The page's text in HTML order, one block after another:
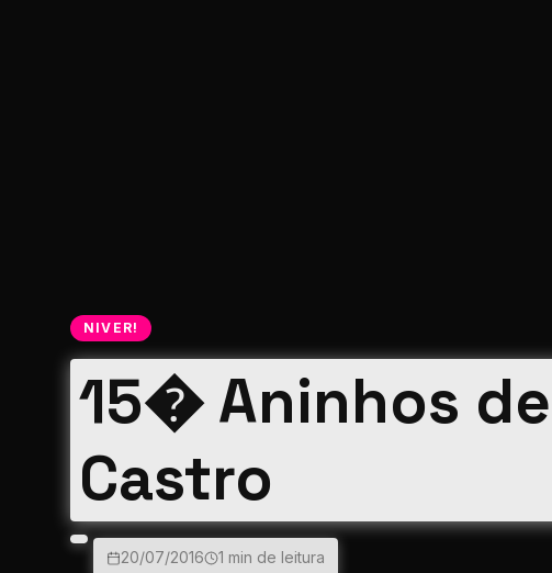
NIVER!
15� Aninhos
Castro
20/07/2016 1 min de leitura